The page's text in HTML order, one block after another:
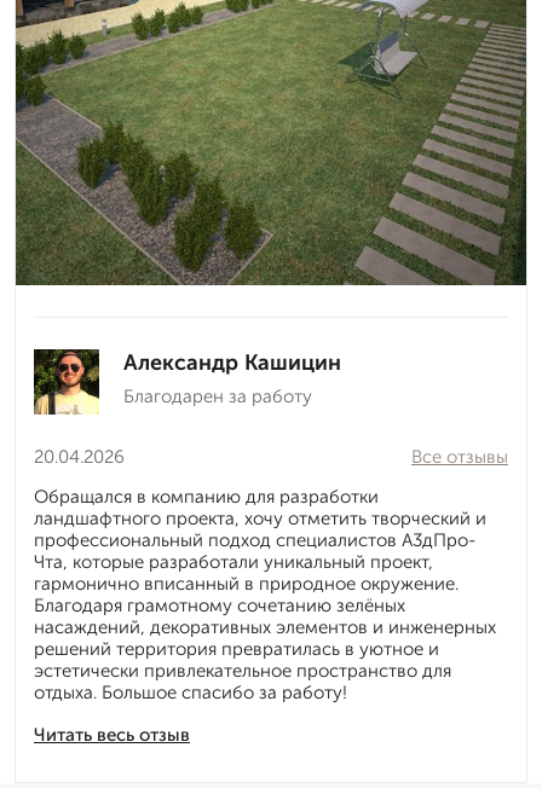
Александр Кашицин
Благодарен за работу
20.04.2026
Читать весь отзыв
Все отзывы
Обращался в компанию для разработки
ландшафтного проекта, хочу отметить творческий и
профессиональный подход специалистов А3дПро-
Чта, которые разработали уникальный проект,
гармонично вписанный в природное окружение.
Благодаря грамотному сочетанию зелёных
насаждений, декоративных элементов и инженерных
решений территория превратилась в уютное и
эстетически привлекательное пространство для
отдыха. Большое спасибо за работу!